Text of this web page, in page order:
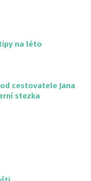
na léto
cestovatele Jana
stezka